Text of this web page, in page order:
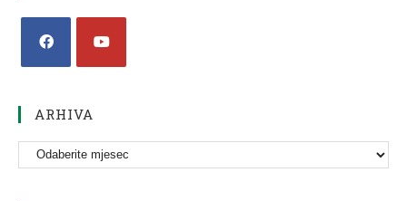
ARHIVA